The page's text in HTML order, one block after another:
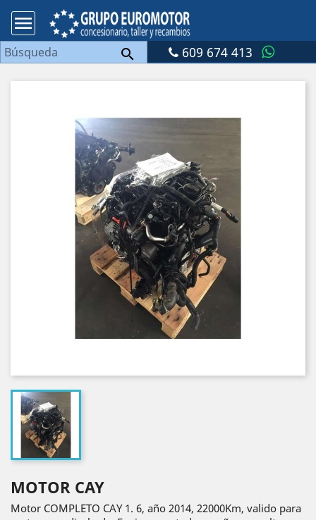

 609 674 413
MOTOR CAY
Motor COMPLETO CAY 1. 6, año 2014, 22000Km, valido para